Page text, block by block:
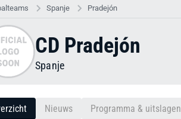
Spanje Pradejón
CD Pradejón
Spanje
Nieuws Programma & uitslagen